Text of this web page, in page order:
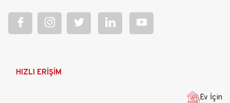
AnaHIZLI ERİŞİM
Ev İçin